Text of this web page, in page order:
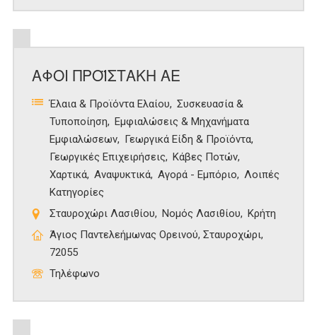
ΑΦΟΙ ΠΡΟΪΣΤΑΚΗ ΑΕ
Έλαια & Προϊόντα Ελαίου
Συσκευασία &
Τυποποίηση
Εμφιαλώσεις & Μηχανήματα
Εμφιαλώσεων
Γεωργικά Είδη & Προϊόντα
Γεωργικές Επιχειρήσεις
Κάβες Ποτών
Χαρτικά Αναψυκτικά Αγορά - Εμπόριο
Λοιπές
Κατηγορίες
Σταυροχώρι Λασιθίου
Νομός Λασιθίου
Κρήτη
Άγιος Παντελεήμωνας Ορεινού, Σταυροχώρι,
72055
Τηλέφωνο